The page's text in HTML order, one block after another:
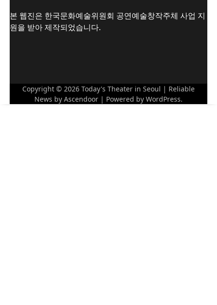
본 웹진은 한국문화예술위원회 공연예술창작주체 사업 지
원을 받아 제작되었습니다.
Copyright © 2026 Today's Theater in Seoul | Reliable
News by Ascendoor | Powered by WordPress.